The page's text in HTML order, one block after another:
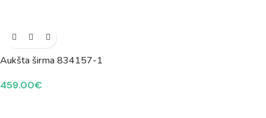
Aukšta širma 834157-1
459.00€